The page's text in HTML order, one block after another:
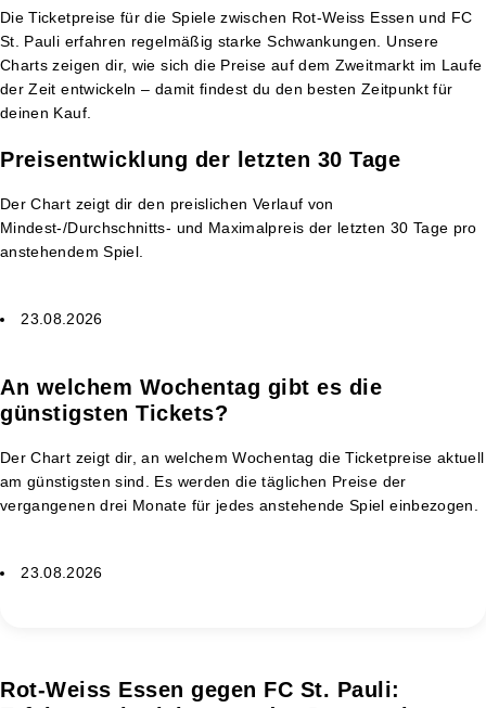
Die Ticketpreise für die Spiele zwischen Rot-Weiss Essen und FC
St. Pauli erfahren regelmäßig starke Schwankungen. Unsere
Charts zeigen dir, wie sich die Preise auf dem Zweitmarkt im Laufe
der Zeit entwickeln – damit findest du den besten Zeitpunkt für
deinen Kauf.
Preisentwicklung der letzten 30 Tage
Der Chart zeigt dir den preislichen Verlauf von
Mindest-/Durchschnitts- und Maximalpreis der letzten 30 Tage pro
anstehendem Spiel.
23.08.2026
An welchem Wochentag gibt es die
günstigsten Tickets?
Der Chart zeigt dir, an welchem Wochentag die Ticketpreise aktuell
am günstigsten sind. Es werden die täglichen Preise der
vergangenen drei Monate für jedes anstehende Spiel einbezogen.
23.08.2026
Rot-Weiss Essen gegen FC St. Pauli: